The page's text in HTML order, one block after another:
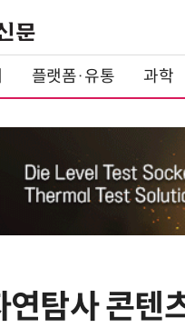
플랫폼·유통 과학
탐사 콘텐